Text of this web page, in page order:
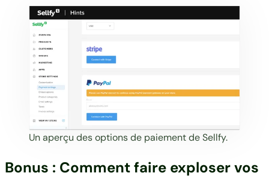
Un aperçu des options de paiement de Sellfy.
Bonus : Comment faire exploser vos